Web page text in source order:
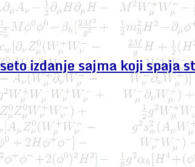
izdanje sajma koji spaja